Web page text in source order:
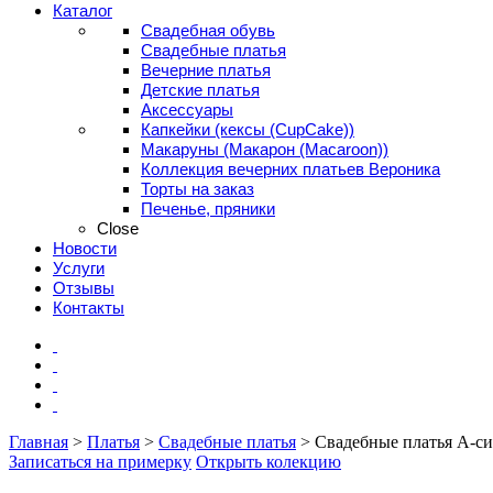
Каталог
Свадебная обувь
Свадебные платья
Вечерние платья
Детские платья
Аксессуары
Капкейки (кексы (CupCake))
Макаруны (Макарон (Мacaroon))
Коллекция вечерних платьев Вероника
Торты на заказ
Печенье, пряники
Close
Новости
Услуги
Отзывы
Контакты
Главная > Платья > Свадебные платья > Свадебные платья А-
Записаться на примерку Открыть колекцию